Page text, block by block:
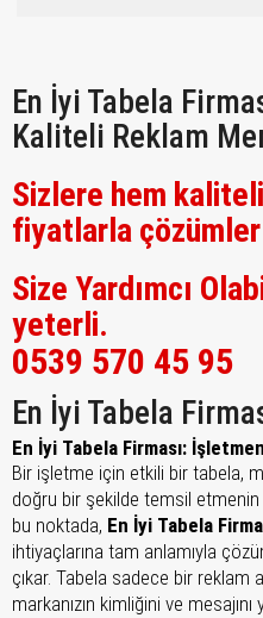
En İyi Tabela
Kaliteli Reklam
Sizlere hem
fiyatlarla
Size Yardımcı
yeterli.
0539 570 45 95
En İyi Tabela
En İyi Tabela Firması:
Bir işletme için etkili bir tabela,
doğru bir şekilde temsil
bu noktada, En İyi Tabela
ihtiyaçlarına tam anlamıyla
çıkar. Tabela sadece bir reklam
markanızın kimliğini ve